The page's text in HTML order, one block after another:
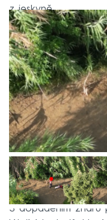
z jeskyně.
S dopadením žhářů